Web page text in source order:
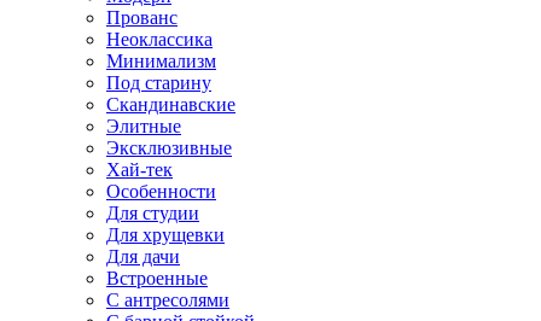
Прованс
Неоклассика
Минимализм
Под старину
Скандинавские
Элитные
Эксклюзивные
Хай-тек
Особенности
Для студии
Для хрущевки
Для дачи
Встроенные
С антресолями